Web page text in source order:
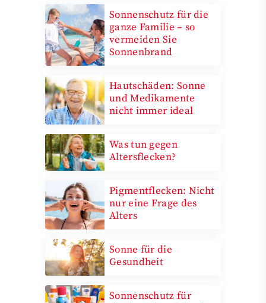
Sonnenschutz für die
ganze Familie – so
vermeiden Sie
Sonnenbrand
Hautschäden: Sonne
und Medikamente
nicht immer ideal
Was tun gegen
Altersflecken?
Pigmentflecken: Nicht
nur eine Frage des
Alters
Sonne für die
Gesundheit
Sonnenschutz für